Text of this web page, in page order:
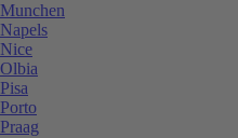
Munchen
Napels
Nice
Olbia
Pisa
Porto
Praag